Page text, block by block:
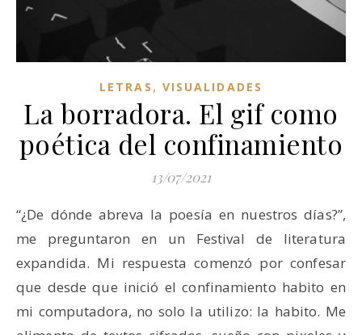
LETRAS , VISUALIDADES
La borradora. El gif como
poética del confinamiento
13/07/2021
“¿De dónde abreva la poesía en nuestros días?”,
me preguntaron en un Festival de literatura
expandida. Mi respuesta comenzó por confesar
que desde que inició el confinamiento habito en
mi computadora, no solo la utilizo: la habito. Me